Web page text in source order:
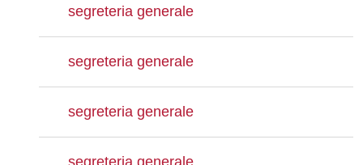
segreteria generale
segreteria generale
segreteria generale
segreteria generale